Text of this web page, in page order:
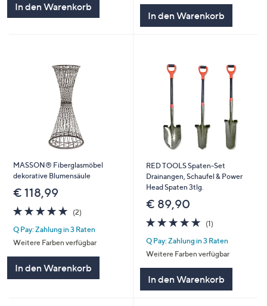
In den Warenkorb
In den Warenkorb
MASSON® Fiberglasmöbel
dekorative Blumensäule
€ 118,99
5.0
von
5
(2)2
Q Pay: Zahlung in 3 Raten
Weitere Farben verfügbar
In den Warenkorb
RED TOOLS Spaten-Set
Drainangen, Schaufel & Power
Head Spaten 3tlg.
€ 89,90
5.0
von
5
(1)
Q Pay: Zahlung in 3 Raten
Weitere Farben verfügbar
In den Warenkorb